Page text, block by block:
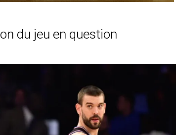
du jeu en question